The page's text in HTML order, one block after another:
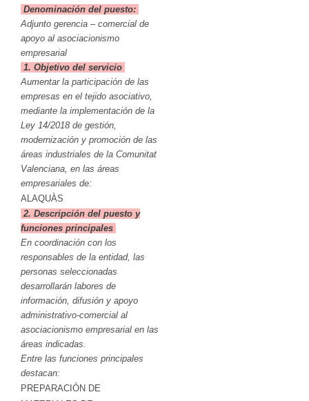
Denominación del puesto:
Adjunto gerencia – comercial de
apoyo al asociacionismo
empresarial
1. Objetivo del servicio
Aumentar la participación de las
empresas en el tejido asociativo,
mediante la implementación de la
Ley 14/2018 de gestión,
modernización y promoción de las
áreas industriales de la Comunitat
Valenciana, en las áreas
empresariales de:
ALAQUÀS
2. Descripción del puesto y
funciones principales
En coordinación con los
responsables de la entidad, las
personas seleccionadas
desarrollarán labores de
información, difusión y apoyo
administrativo-comercial al
asociacionismo empresarial en las
áreas indicadas.
Entre las funciones principales
destacan:
PREPARACIÓN DE